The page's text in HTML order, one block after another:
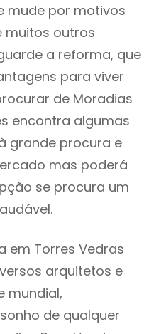
mude por motivos
muitos outros
a reforma, que
para viver
de Moradias
encontra algumas
grande procura e
mas poderá
se procura um
em Torres Vedras
arquitetos e
mundial,
de qualquer